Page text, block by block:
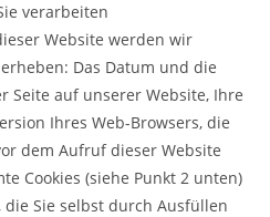
verarbeiten
Website werden wir
Das Datum und die
Seite auf unserer Website, Ihre
Ihres Web-Browsers, die
dem Aufruf dieser Website
Cookies (siehe Punkt 2 unten)
Sie selbst durch Ausfüllen